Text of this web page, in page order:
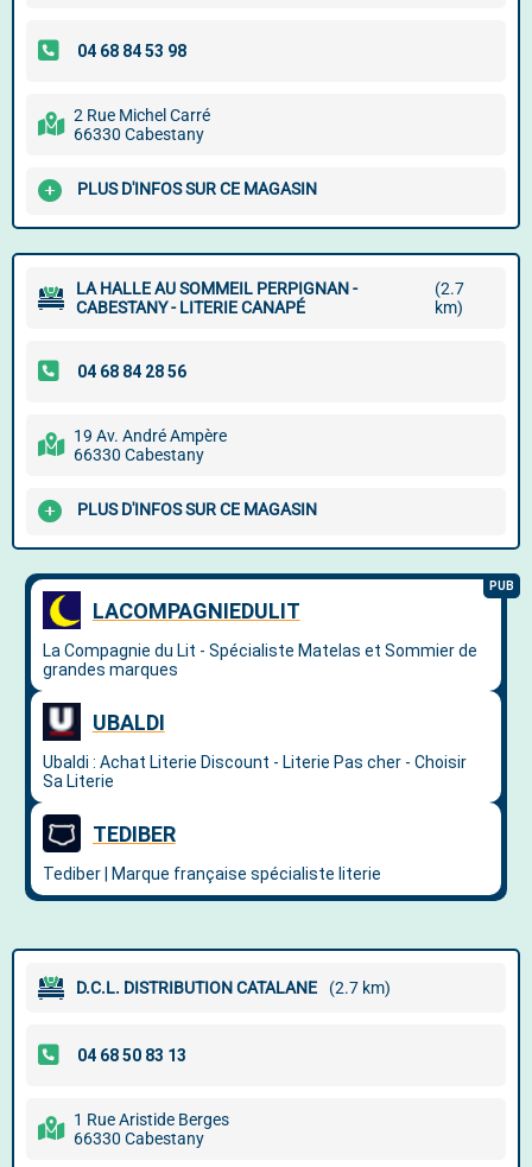
2 Rue Michel Carré
66330 Cabestany
PLUS D'INFOS SUR CE MAGASIN
LA HALLE AU SOMMEIL PERPIGNAN -
CABESTANY - LITERIE CANAPÉ
(2.7
km)
19 Av. André Ampère
66330 Cabestany
PLUS D'INFOS SUR CE MAGASIN
D.C.L. DISTRIBUTION CATALANE (2.7 km)
1 Rue Aristide Berges
66330 Cabestany